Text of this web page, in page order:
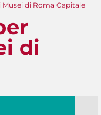
Musei di Roma Capitale
di